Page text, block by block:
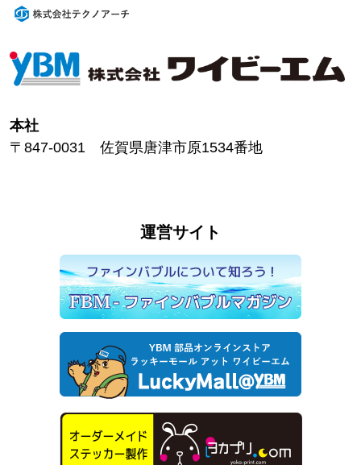
本社
〒847-0031 佐賀県唐津市原1534番地
運営サイト